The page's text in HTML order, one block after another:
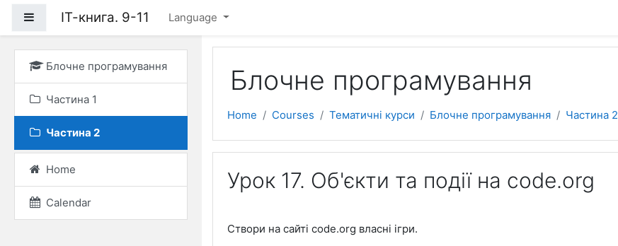
Side panel
ІТ-книга. 9-11 Language
Блочне програмування
Частина 1
Частина 2
Home
Calendar
Блочне програмування
Home Courses Тематичні курси Блочне програмування Частина 2
Урок 17. Об'єкти та події на code.org
Створи на сайті code.org власні ігри.